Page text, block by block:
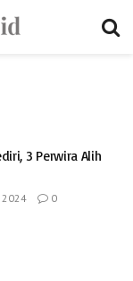
3 Perwira Alih
2024 0